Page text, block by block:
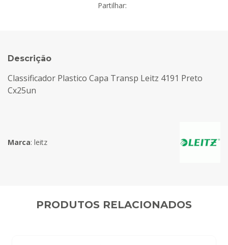
Partilhar:
Descrição
Classificador Plastico Capa Transp Leitz 4191 Preto
Cx25un
Marca: leitz
PRODUTOS RELACIONADOS